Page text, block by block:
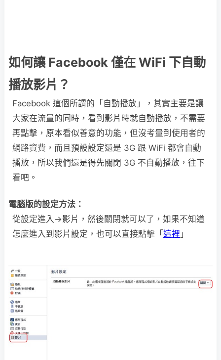
如何讓 Facebook 僅在 WiFi 下自動
播放影片？
Facebook 這個所謂的「自動播放」，其實主要是讓
大家在流量的同時，看到影片時就自動播放，不需要
再點擊，原本看似善意的功能，但沒考量到使用者的
網路資費，而且預設設定還是 3G 跟 WiFi 都會自動
播放，所以我們還是得先關閉 3G 不自動播放，往下
看吧。
電腦版的設定方法：
從設定進入→影片，然後關閉就可以了，如果不知道
怎麼進入到影片設定，也可以直接點擊「 這裡 」